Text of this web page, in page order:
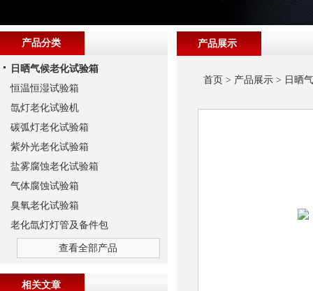
产品展示
首页 > 产品展示> 日晒
产品分类
日晒气候老化试验箱
恒温恒湿试验箱
氙灯老化试验机
碳弧灯老化试验箱
紫外光老化试验箱
盐雾腐蚀老化试验箱
气体腐蚀试验箱
臭氧老化试验箱
老化氙灯灯管及备件包
查看全部产品
相关文章